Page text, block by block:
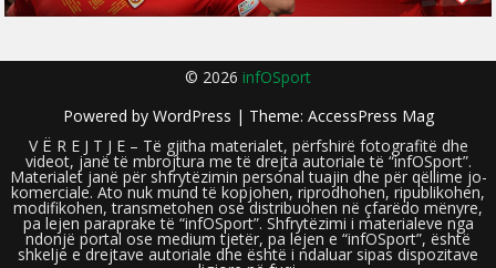
© 2026 infOSport
Powered by WordPress | Theme: AccessPress Mag
V Ë R E J T J E – Të gjitha materialet, përfshirë fotografitë dhe
videot, janë të mbrojtura me të drejta autoriale të “infOSport”.
Materialet janë për shfrytëzimin personal tuajin dhe për qëllime jo-
komerciale. Ato nuk mund të kopjohen, riprodhohen, ripublikohen,
modifikohen, transmetohen ose distribuohen në çfarëdo mënyre,
pa lejen paraprake të “infOSport”. Shfrytëzimi i materialeve nga
ndonjë portal ose medium tjetër, pa lejen e “infOSport”, është
shkelje e drejtave autoriale dhe është i ndaluar sipas dispozitave